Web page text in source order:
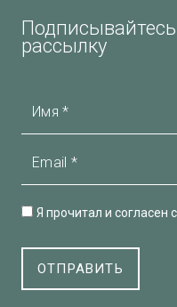
рассылку
Имя
Email
Я прочитал и согласен с
ОТПРАВИТЬ